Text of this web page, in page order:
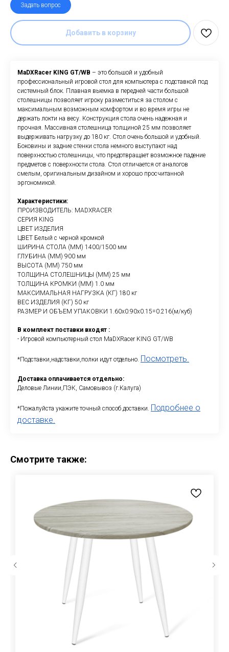
Задать вопрос
Добавить в корзину
MaDXRacer KING GT/WB – это большой и удобный
профессиональный игровой стол для компьютера с подставкой под
системный блок. Плавная выемка в передней части большой
столешницы позволяет игроку разместиться за столом с
максимальным возможным комфортом и во время игры не
держать локти на весу. Конструкция стола очень надежная и
прочная. Массивная столешница толщиной 25 мм позволяет
выдерживать нагрузку до 180 кг. Стол очень большой и удобный.
Боковины и задние стенки стола немного выступают над
поверхностью столешницы, что предотвращает возможное падение
предметов с поверхности стола. Стол отличается от аналогов
смелым, оригинальным дизайном и хорошо просчитанной
эргономикой.
Характеристики:
ПРОИЗВОДИТЕЛЬ: MADXRACER
СЕРИЯ KING
ЦВЕТ ИЗДЕЛИЯ
ЦВЕТ Белый с черной кромкой
ШИРИНА СТОЛА (ММ) 1400/1500 мм
ГЛУБИНА (ММ) 900 мм
ВЫСОТА (ММ) 750 мм
ТОЛЩИНА СТОЛЕШНИЦЫ (ММ) 25 мм
ТОЛЩИНА КРОМКИ (ММ) 1.0 мм
МАКСИМАЛЬНАЯ НАГРУЗКА (КГ) 180 кг
ВЕС ИЗДЕЛИЯ (КГ) 50 кг
РАЗМЕР И ОБЪЕМ УПАКОВКИ 1.60х0.90х0.15=0.216(м/куб)
В комплект поставки входят :
- Игровой компьютерный стол MaDXRacer KING GT/WB
*Подставки,надставки,полки идут отдельно. Посмотреть.
Доставка оплачивается отдельно:
Деловые Линии,ПЭК, Самовывоз (г.Калуга)
*Пожалуйста укажите точный способ доставки. Подробнее о
доставке.
Смотрите также: